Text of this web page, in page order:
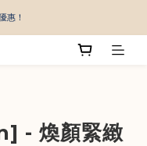
惠！
- 煥顏緊緻